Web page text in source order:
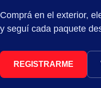
Comprá en el exterior,
y seguí cada paquete
REGISTRARME